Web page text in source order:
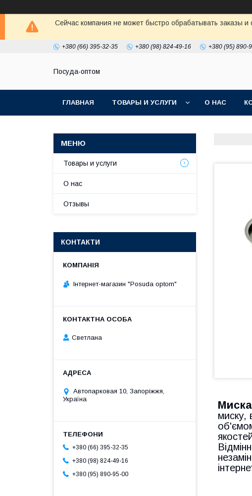
Сейчас компания не может быстро обрабатывать заказы
+380 (66) 395-32-35 +380 (98) 824-49-16 +380 (95) 890-
Посуда-оптом
ГЛАВНАЯ ТОВАРЫ И УСЛУГИ О НАС
миску,
Товары и услуги
О нас
Отзывы
КОНТАКТИ
Інтернет-магазин "Posuda optom"
Светлана
Автопарковая 10, Запоріжжя,
Україна
+380 (66) 395-32-35
+380 (98) 824-49-16
+380 (95) 890-95-00